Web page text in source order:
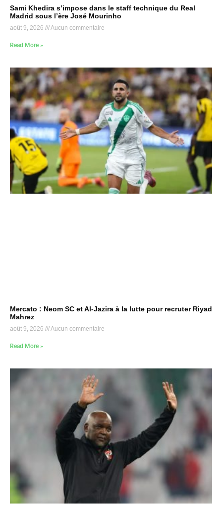
Sami Khedira s’impose dans le staff technique du Real
Madrid sous l’ère José Mourinho
août 9, 2026 Aucun commentaire
Read More »
Mercato : Neom SC et Al-Jazira à la lutte pour recruter Riyad
Mahrez
août 9, 2026 Aucun commentaire
Read More »